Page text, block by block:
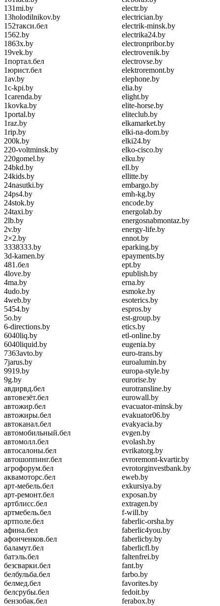
131mi.by
13holodilnikov.by
152такси.бел
1562.by
1863x.by
19vek.by
1портал.бел
1юрист.бел
1av.by
1c-kpi.by
1carenda.by
1kovka.by
1portal.by
1raz.by
1rip.by
200k.by
220-voltminsk.by
220gomel.by
24bkd.by
24kids.by
24nasutki.by
24ps4.by
24stok.by
24taxi.by
2lb.by
2v.by
2×2.by
3338333.by
3d-kamen.by
481.бел
4love.by
4ma.by
4udo.by
4web.by
5454.by
5o.by
6-directions.by
6040liq.by
6040liquid.by
7363avto.by
7jarus.by
9919.by
9g.by
авдирвд.бел
автовезёт.бел
автожир.бел
автожиры.бел
автоканал.бел
автомобильный.бел
автомолл.бел
автосалоны.бел
автошоппинг.бел
агрофорум.бел
аквамоторс.бел
арт-мебель.бел
арт-ремонт.бел
артблисс.бел
артмебель.бел
артполе.бел
афина.бел
афонченков.бел
баламут.бел
батэль.бел
безсварки.бел
белбульба.бел
белмед.бел
белсрубы.бел
бензобак.бел
electr.by
electrician.by
electrik-minsk.by
electrika24.by
electronpribor.by
electrovenik.by
electrovse.by
elektroremont.by
elephone.by
elia.by
elight.by
elite-horse.by
eliteclub.by
elkamarket.by
elki-na-dom.by
elki24.by
elko-cisco.by
elku.by
ell.by
ellitte.by
embargo.by
emh-kg.by
encode.by
energolab.by
energosnabmontaz.by
energy-life.by
ennot.by
eparking.by
epayments.by
ept.by
epublish.by
erna.by
esmoke.by
esoterics.by
espros.by
est-group.by
etics.by
etl-online.by
eugenia.by
euro-trans.by
euroalumin.by
europa-style.by
eurorise.by
eurotransline.by
eurowall.by
evacuator-minsk.by
evakuator06.by
evakyacia.by
evgen.by
evolash.by
evrikatorg.by
evroremont-kvartir.by
evrotorginvestbank.by
eweb.by
exkursiya.by
exposan.by
extragen.by
f-will.by
faberlic-orsha.by
faberlic4you.by
faberlicby.by
faberlicfl.by
faltenfrei.by
fant.by
farbo.by
favorites.by
fedoit.by
ferabox.by